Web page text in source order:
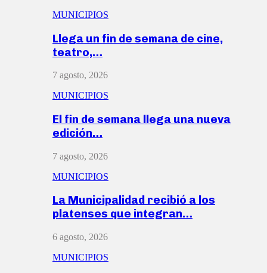
MUNICIPIOS
Llega un fin de semana de cine,
teatro,…
7 agosto, 2026
MUNICIPIOS
El fin de semana llega una nueva
edición…
7 agosto, 2026
MUNICIPIOS
La Municipalidad recibió a los
platenses que integran…
6 agosto, 2026
MUNICIPIOS